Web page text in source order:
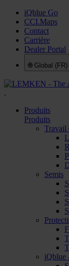
iQblue Go
CCI.Maps
Contact
Carrière
Dealer Portal
🌐 Global (FR)
.
Produits
Produits
Travail
Semis
iQblue